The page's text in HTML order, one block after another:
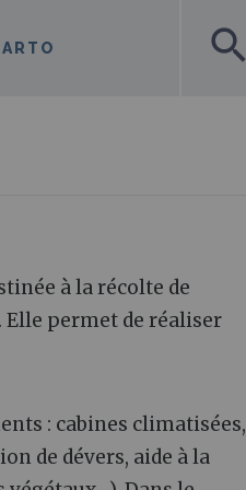
search
à la récolte de
Elle permet de réaliser
: cabines climatisées,
de dévers, aide à la